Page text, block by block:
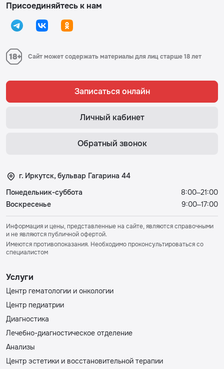
Присоединяйтесь к нам
Сайт может содержать материалы для лиц старше 18 лет
Записаться онлайн
Личный кабинет
Обратный звонок
г. Иркутск, бульвар Гагарина 44
Понедельник-суббота
8:00–21:00
Воскресенье
9:00–17:00
Информация и цены, представленные на сайте, являются справочными
и не являются публичной офертой.
Имеются противопоказания. Необходимо проконсультироваться со
специалистом
Услуги
Центр гематологии и онкологии
Центр педиатрии
Диагностика
Лечебно-диагностическое отделение
Анализы
Центр эстетики и восстановительной терапии